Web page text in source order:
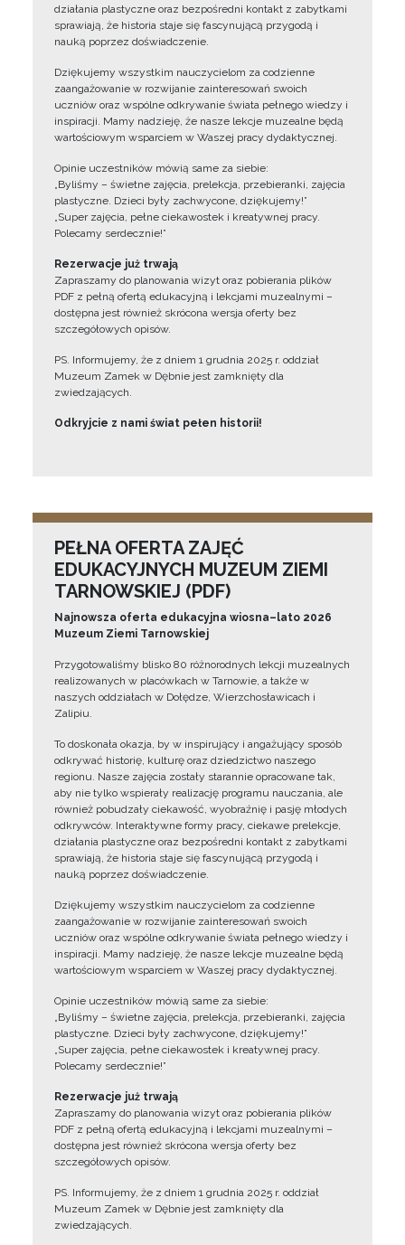
działania plastyczne oraz bezpośredni kontakt z zabytkami
sprawiają, że historia staje się fascynującą przygodą i
nauką poprzez doświadczenie.
Dziękujemy wszystkim nauczycielom za codzienne
zaangażowanie w rozwijanie zainteresowań swoich
uczniów oraz wspólne odkrywanie świata pełnego wiedzy i
inspiracji. Mamy nadzieję, że nasze lekcje muzealne będą
wartościowym wsparciem w Waszej pracy dydaktycznej.
Opinie uczestników mówią same za siebie:
„Byliśmy – świetne zajęcia, prelekcja, przebieranki, zajęcia
plastyczne. Dzieci były zachwycone, dziękujemy!”
„Super zajęcia, pełne ciekawostek i kreatywnej pracy.
Polecamy serdecznie!”
Rezerwacje już trwają
Zapraszamy do planowania wizyt oraz pobierania plików
PDF z pełną ofertą edukacyjną i lekcjami muzealnymi –
dostępna jest również skrócona wersja oferty bez
szczegółowych opisów.
PS. Informujemy, że z dniem 1 grudnia 2025 r. oddział
Muzeum Zamek w Dębnie jest zamknięty dla
zwiedzających.
Odkryjcie z nami świat pełen historii!
PEŁNA OFERTA ZAJĘĆ
EDUKACYJNYCH MUZEUM ZIEMI
TARNOWSKIEJ (PDF)
Najnowsza oferta edukacyjna wiosna–lato 2026
Muzeum Ziemi Tarnowskiej
Przygotowaliśmy blisko 80 różnorodnych lekcji muzealnych
realizowanych w placówkach w Tarnowie, a także w
naszych oddziałach w Dołędze, Wierzchosławicach i
Zalipiu.
To doskonała okazja, by w inspirujący i angażujący sposób
odkrywać historię, kulturę oraz dziedzictwo naszego
regionu. Nasze zajęcia zostały starannie opracowane tak,
aby nie tylko wspierały realizację programu nauczania, ale
również pobudzały ciekawość, wyobraźnię i pasję młodych
odkrywców. Interaktywne formy pracy, ciekawe prelekcje,
działania plastyczne oraz bezpośredni kontakt z zabytkami
sprawiają, że historia staje się fascynującą przygodą i
nauką poprzez doświadczenie.
Dziękujemy wszystkim nauczycielom za codzienne
zaangażowanie w rozwijanie zainteresowań swoich
uczniów oraz wspólne odkrywanie świata pełnego wiedzy i
inspiracji. Mamy nadzieję, że nasze lekcje muzealne będą
wartościowym wsparciem w Waszej pracy dydaktycznej.
Opinie uczestników mówią same za siebie:
„Byliśmy – świetne zajęcia, prelekcja, przebieranki, zajęcia
plastyczne. Dzieci były zachwycone, dziękujemy!”
„Super zajęcia, pełne ciekawostek i kreatywnej pracy.
Polecamy serdecznie!”
Rezerwacje już trwają
Zapraszamy do planowania wizyt oraz pobierania plików
PDF z pełną ofertą edukacyjną i lekcjami muzealnymi –
dostępna jest również skrócona wersja oferty bez
szczegółowych opisów.
PS. Informujemy, że z dniem 1 grudnia 2025 r. oddział
Muzeum Zamek w Dębnie jest zamknięty dla
zwiedzających.